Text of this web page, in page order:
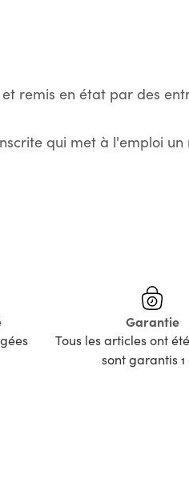
remis en état par des
qui met à l'emploi
Garantie
Tous les articles ont
sont garantis 1